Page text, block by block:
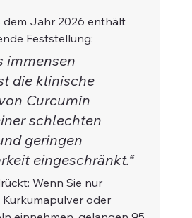
dem Jahr 2026 enthält
Feststellung:
immensen
die klinische
Curcumin
schlechten
geringen
eingeschränkt.“
Wenn Sie nur
oder